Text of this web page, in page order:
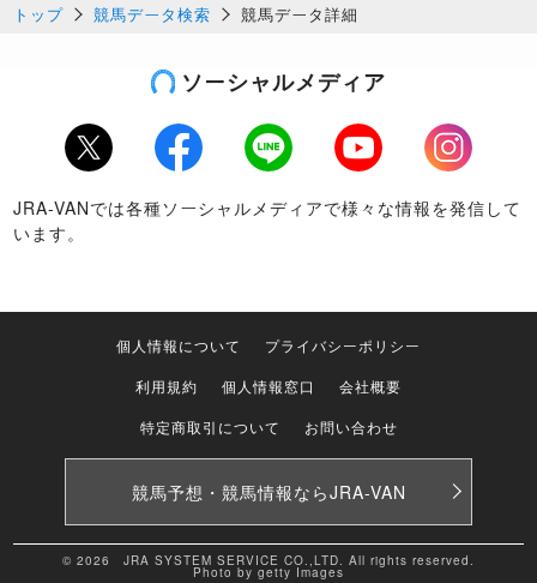
トップ 競馬データ検索 競馬データ詳細
ソーシャルメディア
Twitter Facebook LINE Youtube
Instagram
JRA-VANでは各種ソーシャルメディアで様々な情報を発信して
います。
個人情報について
プライバシーポリシー
利用規約
個人情報窓口
会社概要
特定商取引について
お問い合わせ
競馬予想・競馬情報ならJRA-VAN
© 2026 JRA SYSTEM SERVICE CO.,LTD. All rights reserved.
Photo by getty Images